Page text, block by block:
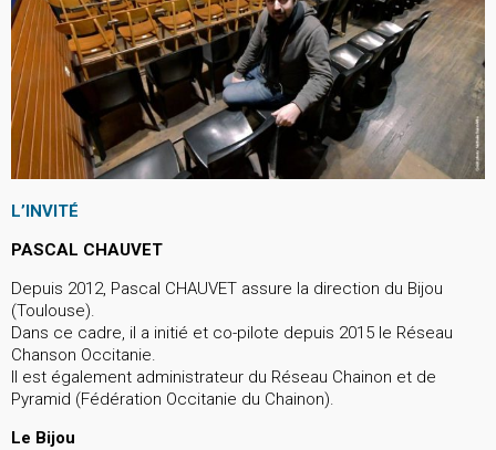
L’INVITÉ
PASCAL CHAUVET
Depuis 2012, Pascal CHAUVET assure la direction du Bijou
(Toulouse).
Dans ce cadre, il a initié et co-pilote depuis 2015 le Réseau
Chanson Occitanie.
Il est également administrateur du Réseau Chainon et de
Pyramid (Fédération Occitanie du Chainon).
Le Bijou